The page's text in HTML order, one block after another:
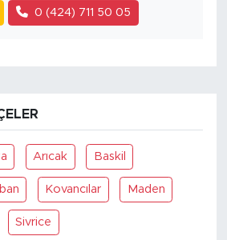
0 (424) 711 50 05
Arıcak Baskil
Kovancılar Maden
Sivrice